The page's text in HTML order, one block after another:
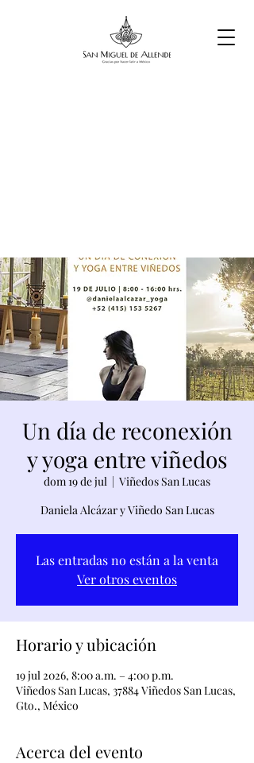
Un día de reconexión
y yoga entre viñedos
dom 19 de jul
  |
Viñedos San Lucas
Daniela Alcázar y Viñedo San Lucas
Las entradas no están a la venta
Ver otros eventos
Horario y ubicación
19 jul 2026, 8:00 a.m. – 4:00 p.m.
Viñedos San Lucas, 37884 Viñedos San Lucas,
Gto., México
Acerca del evento